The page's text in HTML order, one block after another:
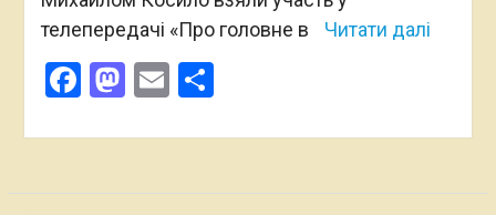
телепередачі «Про головне в
Читати далі
Facebook
Mastodon
EmailПоділитися